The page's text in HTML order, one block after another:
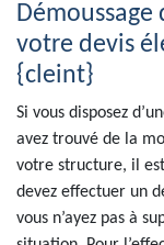
votre devis
{cleint}
Si vous disposez
avez trouvé de la
votre structure, il
devez effectuer un
vous n’ayez pas à